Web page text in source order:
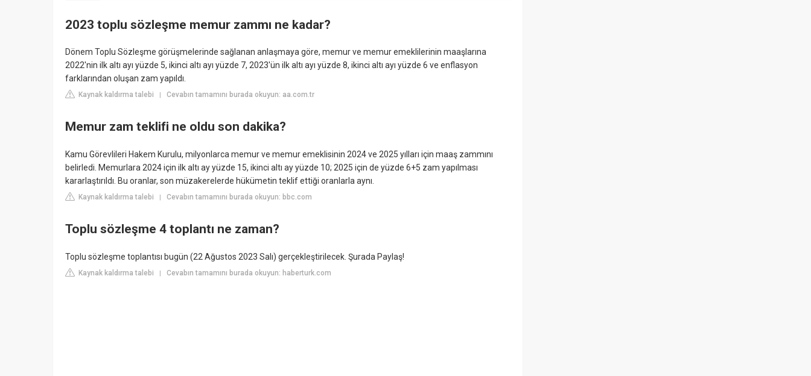
2023 toplu sözleşme memur zammı ne kadar?
Dönem Toplu Sözleşme görüşmelerinde sağlanan anlaşmaya göre, memur ve memur emeklilerinin maaşlarına
2022'nin ilk altı ayı yüzde 5, ikinci altı ayı yüzde 7, 2023'ün ilk altı ayı yüzde 8, ikinci altı ayı yüzde 6 ve enflasyon
farklarından oluşan zam yapıldı.
Kaynak kaldırma talebi | Cevabın tamamını burada okuyun: aa.com.tr
Memur zam teklifi ne oldu son dakika?
Kamu Görevlileri Hakem Kurulu, milyonlarca memur ve memur emeklisinin 2024 ve 2025 yılları için maaş zammını
belirledi. Memurlara 2024 için ilk altı ay yüzde 15, ikinci altı ay yüzde 10; 2025 için de yüzde 6+5 zam yapılması
kararlaştırıldı. Bu oranlar, son müzakerelerde hükümetin teklif ettiği oranlarla aynı.
Kaynak kaldırma talebi | Cevabın tamamını burada okuyun: bbc.com
Toplu sözleşme 4 toplantı ne zaman?
Toplu sözleşme toplantısı bugün (22 Ağustos 2023 Salı) gerçekleştirilecek. Şurada Paylaş!
Kaynak kaldırma talebi | Cevabın tamamını burada okuyun: haberturk.com